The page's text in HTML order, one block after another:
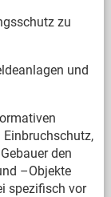
zu
und
den
–Objekte
spezifisch vor